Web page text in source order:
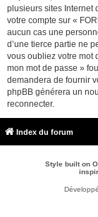
plusieurs sites Internet
votre compte sur «
aucun cas une
d’une tierce partie ne
vous oubliez votre mot
mon mot de passe »
demandera de fournir
phpBB générera un
reconnecter.
Index du forum
Style built on